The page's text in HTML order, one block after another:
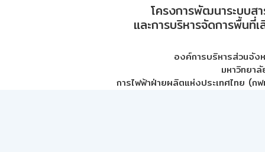
โครงการพัฒนาระบบส
และการบริหารจัดการพื้นที่
องค์การบริหารส่วนจัง
มหาวิทยา
การไฟฟ้าฝ่ายผลิตแห่งประเทศไทย (กฟ